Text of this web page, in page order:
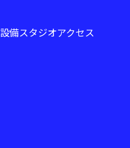
設備スタジオアクセス